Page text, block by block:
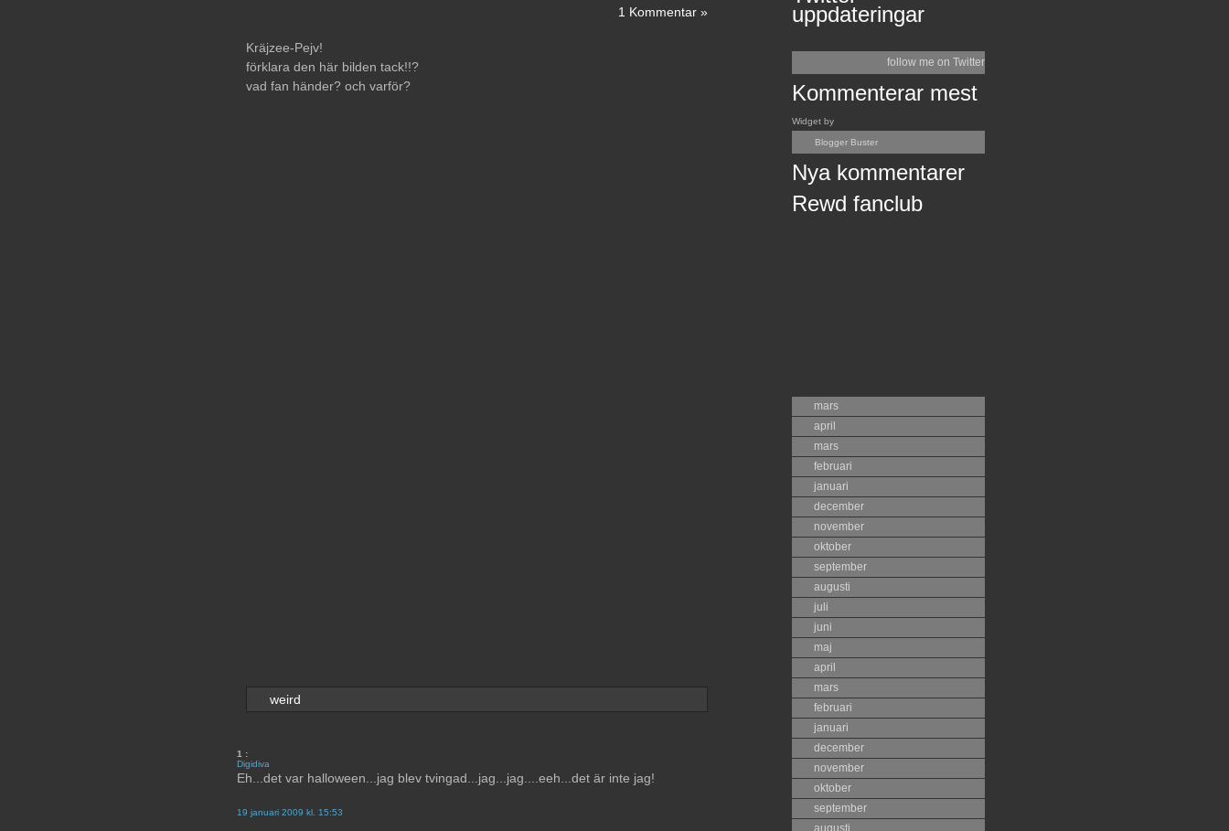
1 Kommentar »
Kräjzee-Pejv!
förklara den här bilden tack!!?
vad fan händer? och varför?
weird
1 :
Digidiva
Eh...det var halloween...jag blev tvingad...jag...jag....eeh...det är inte jag!
19 januari 2009 kl. 15:53
uppdateringar
follow me on Twitter
Kommenterar mest
Widget by
Blogger Buster
Nya kommentarer
Rewd fanclub
mars
april
mars
februari
januari
december
november
oktober
september
augusti
juli
juni
maj
april
mars
februari
januari
december
november
oktober
september
augusti